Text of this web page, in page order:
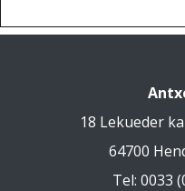
18 Lekueder
64700
Tel: 0033